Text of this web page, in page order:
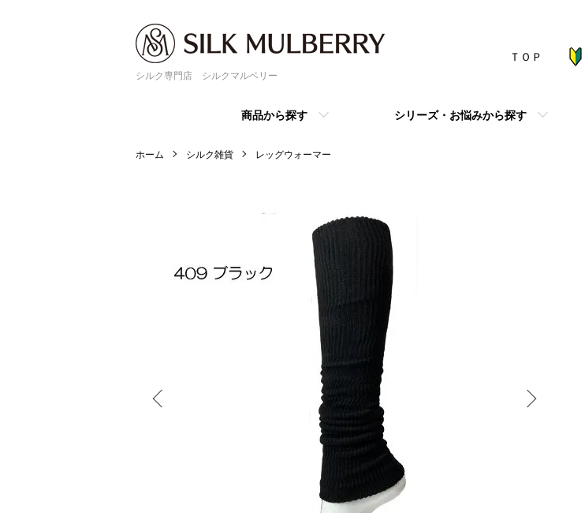
シルク専門店 シルクマルベリー
商品から探す シリーズ・お悩みから探す
ＴＯＰ
ホーム シルク雑貨 レッグウォーマー